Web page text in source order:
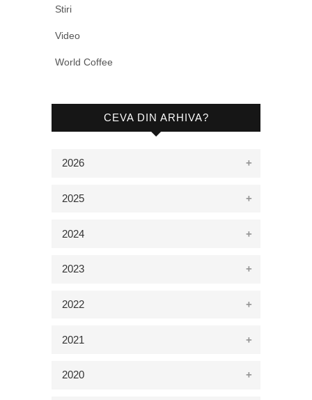
Stiri
Video
World Coffee
CEVA DIN ARHIVA?
2026
2025
2024
2023
2022
2021
2020